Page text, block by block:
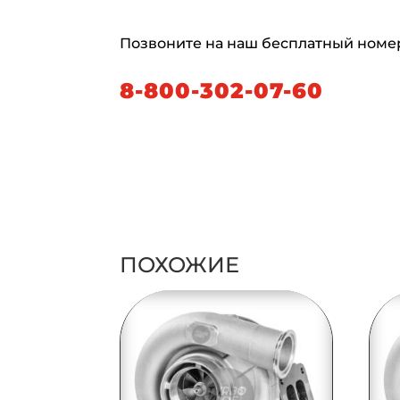
Позвоните на наш бесплатный
8-800-302-07-60
ПОХОЖИЕ